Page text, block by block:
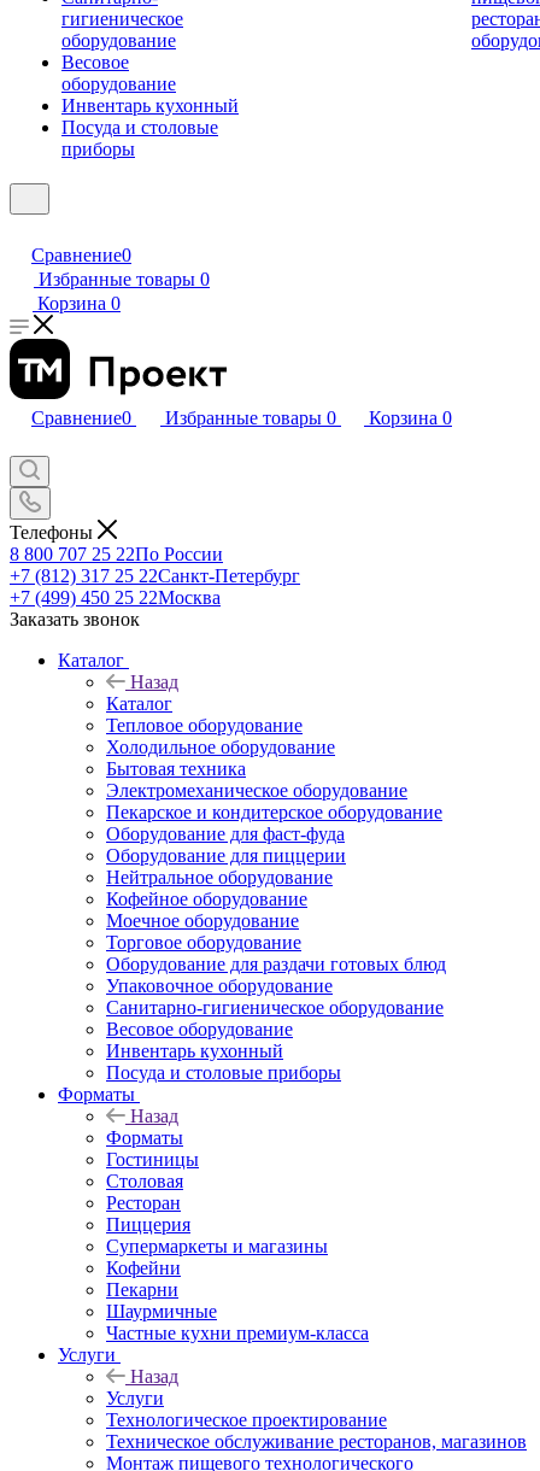
гигиеническое
оборудование
Весовое
оборудование
Инвентарь кухонный
Посуда и столовые
приборы
Сравнение0
Избранные товары 0
Корзина 0
Сравнение0 Избранные товары 0 Корзина 0
Телефоны
8 800 707 25 22По России
+7 (812) 317 25 22Санкт-Петербург
+7 (499) 450 25 22Москва
Заказать звонок
Каталог
Назад
Каталог
Тепловое оборудование
Холодильное оборудование
Бытовая техника
Электромеханическое оборудование
Пекарское и кондитерское оборудование
Оборудование для фаст-фуда
Оборудование для пиццерии
Нейтральное оборудование
Кофейное оборудование
Моечное оборудование
Торговое оборудование
Оборудование для раздачи готовых блюд
Упаковочное оборудование
Санитарно-гигиеническое оборудование
Весовое оборудование
Инвентарь кухонный
Посуда и столовые приборы
Форматы
Назад
Форматы
Гостиницы
Столовая
Ресторан
Пиццерия
Супермаркеты и магазины
Кофейни
Пекарни
Шаурмичные
Частные кухни премиум-класса
Услуги
Назад
Услуги
Технологическое проектирование
Техническое обслуживание ресторанов, магазинов
Монтаж пищевого технологического